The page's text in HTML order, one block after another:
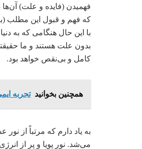
فهمیدن (فایده و علت)
که فهم و قبول این مطلب
با این حال هنگامی که به
بدون علت هستند و ما
کامل و بی‌نقص خواهد بود.
همچنین بخوانید تجربه
به یاد دارم که مرتباً از
می‌شد. نور پویا و پر از